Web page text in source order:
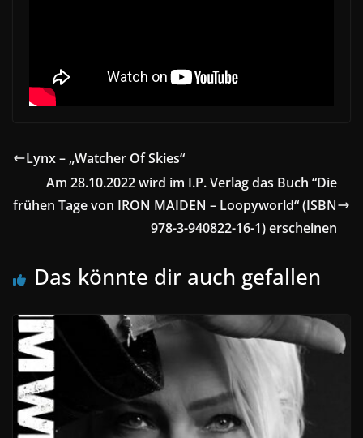
Lynx – „Watcher Of Skies“
Am 28.10.2022 wird im I.P. Verlag das Buch “Die
frühen Tage von IRON MAIDEN – Loopyworld“ (ISBN
978-3-940822-16-1) erscheinen
Das könnte dir auch gefallen